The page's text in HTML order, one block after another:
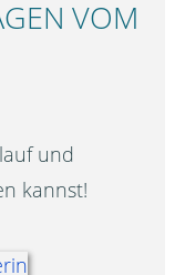
VOM
und
kannst!